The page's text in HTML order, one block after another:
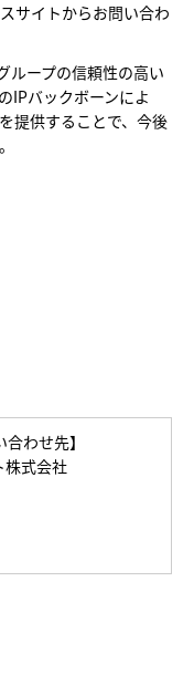
サイトからお問い合わ
ループの信頼性の高い
IPバックボーンによ
提供することで、今後
わせ先】
株式会社